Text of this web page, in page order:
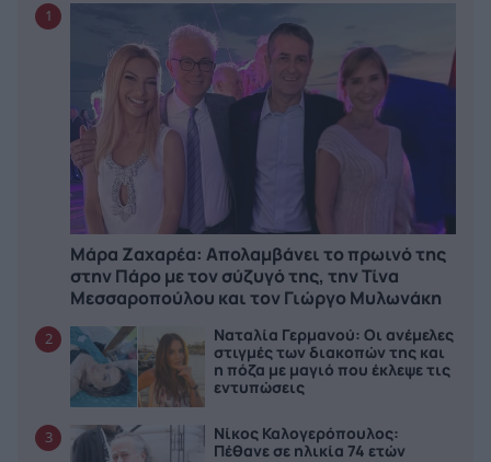
1
Μάρα Ζαχαρέα: Απολαμβάνει το πρωινό της
στην Πάρο με τον σύζυγό της, την Τίνα
Μεσσαροπούλου και τον Γιώργο Μυλωνάκη
2
Ναταλία Γερμανού: Οι ανέμελες
στιγμές των διακοπών της και
η πόζα με μαγιό που έκλεψε τις
εντυπώσεις
3
Νίκος Καλογερόπουλος:
Πέθανε σε ηλικία 74 ετών